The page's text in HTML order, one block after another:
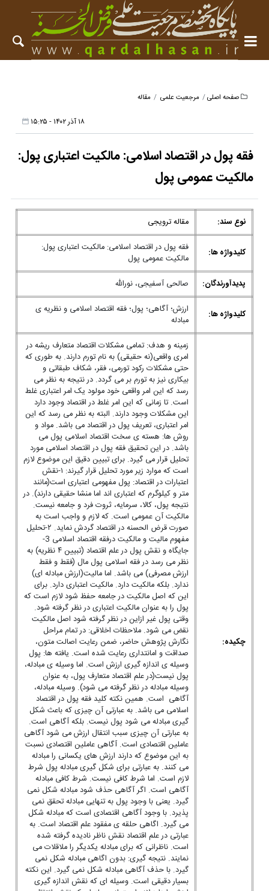
صفحه اصلی مرجعیت علمی مقاله
۱۸ آذر ۱۴۰۲ - ۱۵:۲۵
فقه پول در اقتصاد اسلامی: مالکیت اعتباری پول:
مالکیت عمومی پول
نوع سند: مقاله ترویجی
کلیدواژه ها:
فقه پول در اقتصاد اسلامی: مالکیت اعتباری پول:
مالکیت عمومی پول
پدیدآورندگان:
صالحی آسفیجی، نورالله
کلیدواژه ها:
ارزش؛ آگاهی؛ پول؛ فقه اقتصاد اسلامی و نظریه ی
مبادله
چکیده:
زمینه و هدف: تمامی مشکلات اقتصاد متعارف ریشه در
امری واقعی(نه حقیقی) به نام تورم دارند. به طوری که
حتی مشکلات رکود تورمی، فقر، شکاف طبقاتی و
بیکاری نیز به تورم بر می گردد. در نتیجه به نظر می
رسد که این امر واقعی خود مولود یک امر اعتباری غلط
است. تا زمانی که این امر غلط در اقتصاد وجود دارد
این مشکلات وجود دارند. البته به نظر می رسد که این
امر اعتباری، تعریف پول در اقتصاد می باشد. مواد و
روش ها: هسته ی سخت اقتصاد اسلامی پول می
باشد. در این تحقیق فقه پول در اقتصاد اسلامی مورد
تحلیل قرار می گیرد. برای تبیین دقیق این موضوع لازم
است که موارد زیر مورد تحلیل قرار گیرند: ۱-نقش
اعتبارات در اقتصاد: پول مفهومی اعتباری است(مانند
متر و کیلوگرم که اعتباری اند اما منشا حقیقی دارند). در
نتیجه پول، کالا، سرمایه، ثروت فرد و جامعه نیست.
مالکیت آن عمومی است. که لازم و واجب است به
صورت قرض الحسنه در اقتصاد گردش نماید. ۲-تحلیل
مفهوم مالیت و مالکیت درفقه اقتصاد اسلامی 3-
جایگاه و نقش پول در علم اقتصاد (تبیین ۴ نظریه) به
نظر می رسد در فقه اسلامی پول مال (فقط و فقط
ارزش مصرفی) می باشد. اما مالیت(ارزش مبادله ای)
ندارد. بلکه مالکیت دارد. مالکیت اعتباری دارد. برای
این که اصل مالکیت در جامعه حفظ شود لازم است که
پول را به عنوان مالکیت اعتباری در نظر گرفته شود.
وقتی پول غیر ازاین در نظر گرفته شود اصل مالکیت
نقض می شود. ملاحظات اخلاقی: در تمام مراحل
نگارش پژوهش حاضر، ضمن رعایت اصالت متون،
صداقت و امانتداری رعایت شده است. یافته ها: پول
وسیله ی اندازه گیری ارزش است. اما وسیله ی مبادله،
پول نیست(در علم اقتصاد متعارف پول، به عنوان
وسیله مبادله در نظر گرفته می شود). وسیله مبادله،
آگاهی است. همین نکته کلید فقه پول در اقتصاد
اسلامی می باشد. به عبارتی آن چیزی که باعث شکل
گیری مبادله می شود پول نیست. بلکه آگاهی است.
به عبارتی آن چیزی سبب انتقال ارزش می شود آگاهی
عاملین اقتصادی است. آگاهی عاملین اقتصادی نسبت
به این موضوع که دارند ارزش های یکسانی را مبادله
می کنند. به عبارتی برای شکل گیری مبادله پول شرط
لازم است. اما شرط کافی نیست. شرط کافی مبادله
آگاهی است. اگر آگاهی حذف شود مبادله شکل نمی
گیرد. یعنی با وجود پول به تنهایی مبادله تحقق نمی
پذیرد. با وجود آگاهی اقتصادی است که مبادله شکل
می گیرد. اگاهی حلقه ی مفقود علم اقتصاد است. به
عبارتی در علم اقتصاد نقش ناظر نادیده گرفته شده
است. ناظرانی که برای مبادله یکدیگر را ملاقلات می
نمایند. نتیجه گیری: بدون اگاهی مبادله شکل نمی
گیرد. با حذف آگاهی مبادله شکل نمی گیرد. این نکته
بسیار دقیقی است. وسیله ای که نقش اندازه گیری